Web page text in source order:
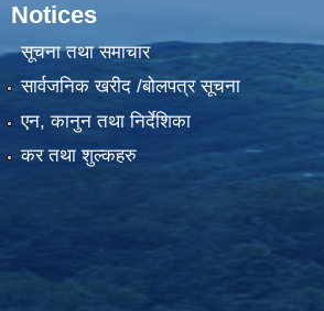
Notices
सूचना तथा समाचार
सार्वजनिक खरीद /बोलपत्र सूचना
एन, कानुन तथा निर्देशिका
कर तथा शुल्कहरु